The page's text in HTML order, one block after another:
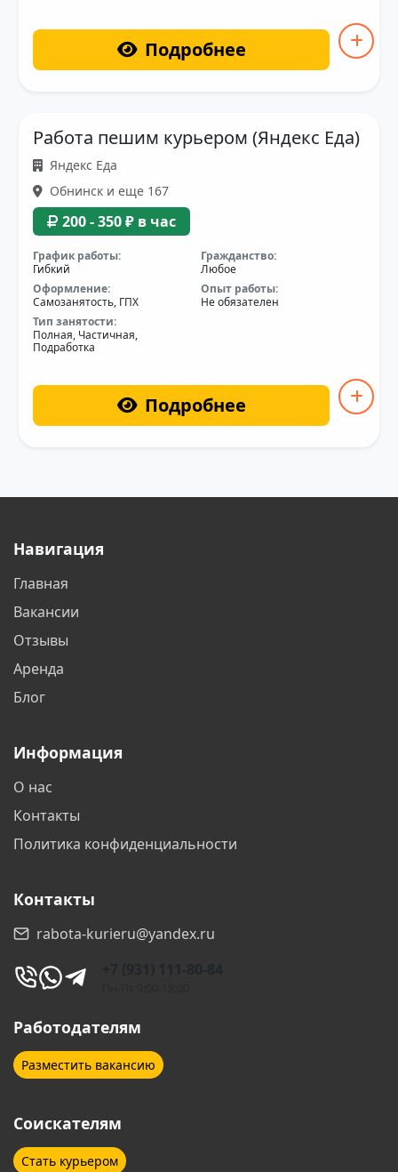
Подробнее
Работа пешим курьером (Яндекс Еда)
Яндекс Еда
Обнинск и еще 167
200 - 350 ₽ в час
График работы:
Гибкий
Гражданство:
Любое
Оформление:
Самозанятость, ГПХ
Опыт работы:
Не обязателен
Тип занятости:
Полная, Частичная,
Подработка
Подробнее
Навигация
Главная
Вакансии
Отзывы
Аренда
Блог
Информация
О нас
Контакты
Политика конфиденциальности
Контакты
rabota-kurieru@yandex.ru
Работодателям
Разместить вакансию
Соискателям
Стать курьером